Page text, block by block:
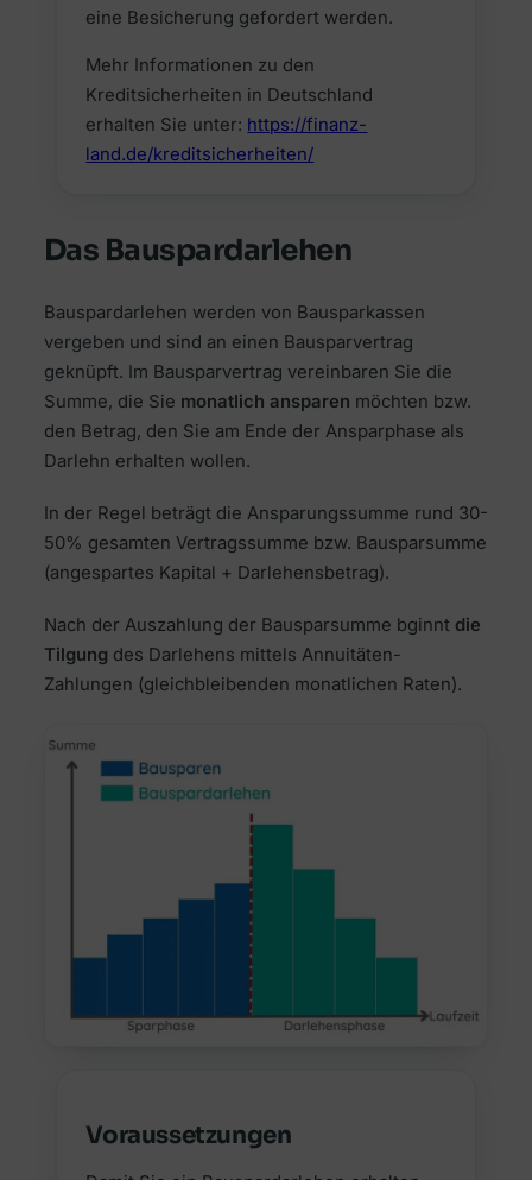
eine Besicherung gefordert werden.
Mehr Informationen zu den
Kreditsicherheiten in Deutschland
erhalten Sie unter: https://finanz-
land.de/kreditsicherheiten/
Das Bauspardarlehen
Bauspardarlehen werden von Bausparkassen
vergeben und sind an einen Bausparvertrag
geknüpft. Im Bausparvertrag vereinbaren Sie die
Summe, die Sie monatlich ansparen möchten bzw.
den Betrag, den Sie am Ende der Ansparphase als
Darlehn erhalten wollen.
In der Regel beträgt die Ansparungssumme rund 30-
50% gesamten Vertragssumme bzw. Bausparsumme
(angespartes Kapital + Darlehensbetrag).
Nach der Auszahlung der Bausparsumme bginnt die
Tilgung des Darlehens mittels Annuitäten-
Zahlungen (gleichbleibenden monatlichen Raten).
Voraussetzungen